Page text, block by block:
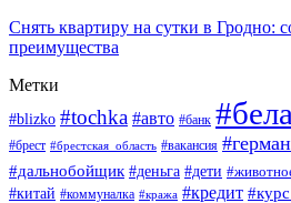
Снять квартиру на сутки в Гродно:
преимущества
Метки
#blizko #tochka #авто #банк
#брест #брестская_область #вакансия
#дальнобойщик #деньга #дети
#китай #коммуналка #кража #кредит